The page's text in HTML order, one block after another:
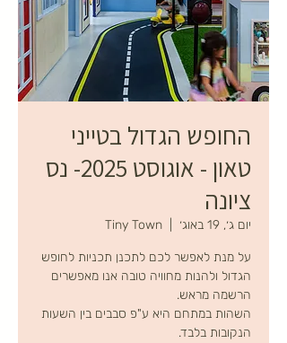
החופש הגדול בטייני
טאון - אוגוסט 2025- נס
ציונה
יום ג׳, 19 באוג׳ Tiny Town
על מנת לאפשר לכם לתכנן תכניות לחופש
הגדול ולהנות מחוויה טובה אנו מאפשרים
השהות במתחם היא ע"פ סבבים בין השעות